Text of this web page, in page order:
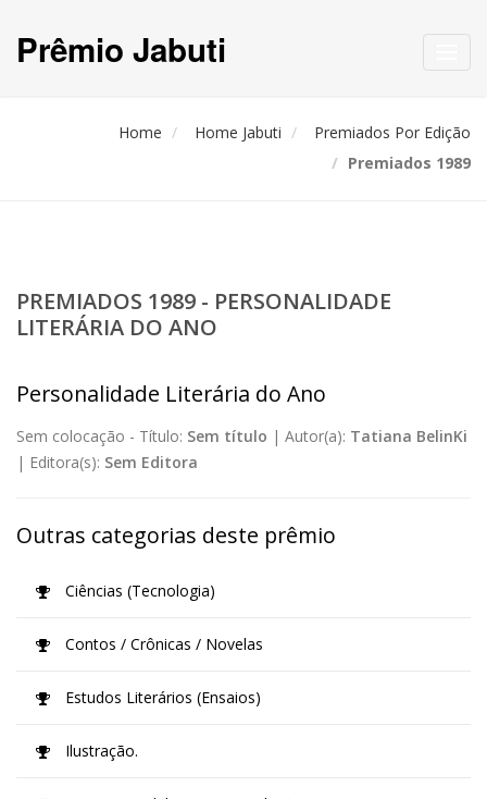
Prêmio Jabuti
Home Home Jabuti
Premiados Por Edição
Premiados 1989
PREMIADOS 1989 - PERSONALIDADE
LITERÁRIA DO ANO
Personalidade Literária do Ano
Sem colocação - Título: Sem título | Autor(a): Tatiana BelinKi
| Editora(s): Sem Editora
Outras categorias deste prêmio
Ciências (Tecnologia)
Contos / Crônicas / Novelas
Estudos Literários (Ensaios)
Ilustração.